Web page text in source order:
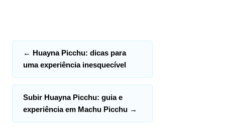
← Huayna Picchu: dicas para
uma experiência inesquecível
Subir Huayna Picchu: guia e
experiência em Machu Picchu →